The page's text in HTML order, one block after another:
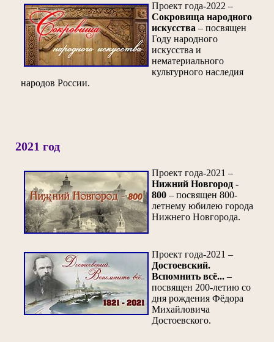
Проект года-2022 –
Сокровища народного
искусства – посвящен
Году народного
искусства и
нематериального
культурного наследия
народов России.
2021 год
Проект года-2021 –
Нижний Новгород -
800 – посвящен 800-
летнему юбилею города
Нижнего Новгорода.
Проект года-2021 –
Достоевский.
Вспомнить всё... –
посвящен 200-летию со
дня рождения Фёдора
Михайловича
Достоевского.